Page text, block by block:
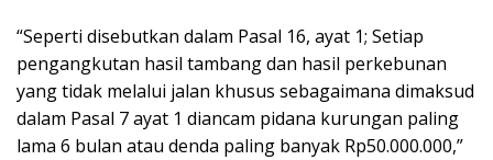
“Seperti disebutkan dalam Pasal 16, ayat 1; Setiap
pengangkutan hasil tambang dan hasil perkebunan
yang tidak melalui jalan khusus sebagaimana dimaksud
dalam Pasal 7 ayat 1 diancam pidana kurungan paling
lama 6 bulan atau denda paling banyak Rp50.000.000,”